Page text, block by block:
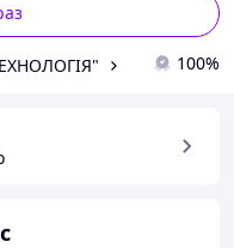
100%